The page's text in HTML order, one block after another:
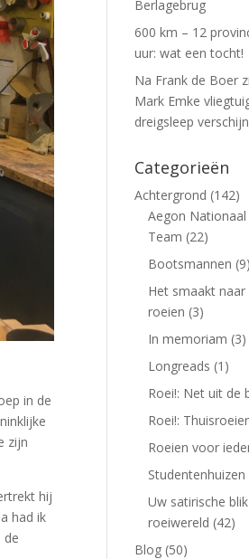
in de
zijn
hij
had ik
de
Berlagebrug
600 km – 12
uur: wat een tocht!
Na Frank de Boer
Mark Emke
dreigsleep
Categorieën
Achtergrond (142)
Aegon Nationaal
Team (22)
Bootsmannen (9)
Het smaakt
roeien (3)
In memoriam (3)
Longreads (1)
Roei!: Net uit de
Roei!: Thuisroeier
Roeien voor
Studentenhuizen
Uw satirische
roeiwereld (42)
Blog (50)